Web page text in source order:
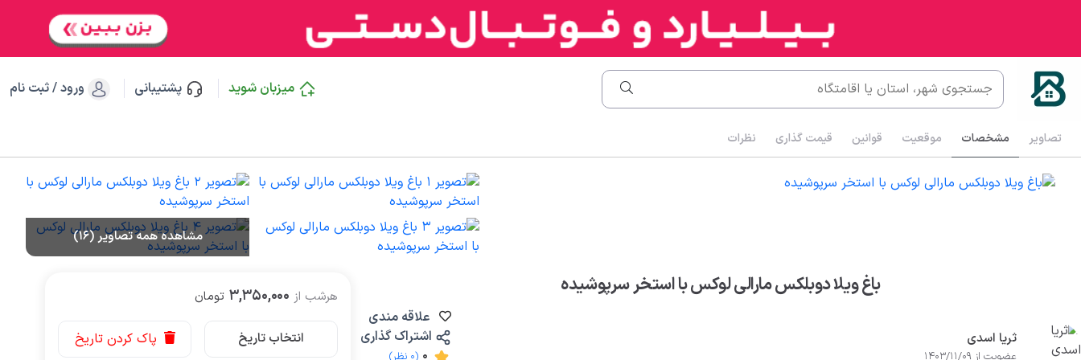
میزبان شوید پشتیبانی ورود / ثبت نام
تصاویر مشخصات موقعیت قوانین قیمت گذاری نظرات
مشاهده همه تصاویر (16)
باغ ویلا دوبلکس مارالی لوکس با استخر سرپوشیده
ثریا اسدی
عضویت از 1403/11/09
اشتراک گذاری
(0 نظر)
هرشب از 3,350,000 تومان
انتخاب تاریخ پاک کردن تاریخ